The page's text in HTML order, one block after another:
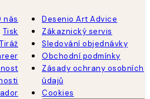
nás
Tisk
Tiráž
Desenio Art Advice
Zákaznický servis
Sledování objednávky
Obchodní podmínky
Zásady ochrany osobních
údajů
Cookies